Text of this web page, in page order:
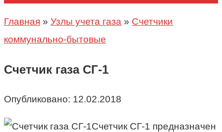
Главная » Узлы учета газа » Счетчики
коммунально-бытовые
Счетчик газа СГ-1
Опубликовано: 12.02.2018
Счетчик СГ-1 предназначен